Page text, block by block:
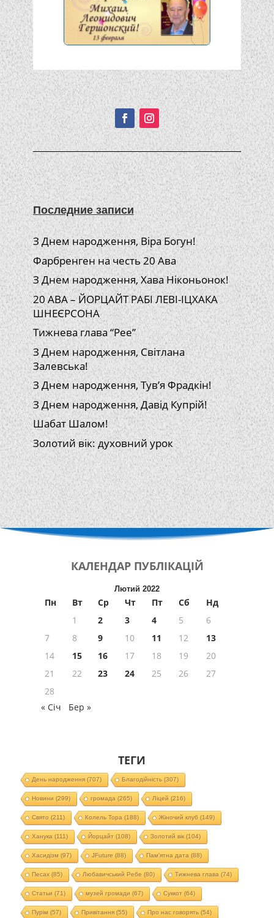
Подписывайтесь!
Последние записи
З Днем народження, Віра Богун!
Фарбренген на честь 20 Ава
З Днем народження, Хава Ніконьонок!
20 АВА – ЙОРЦАЙТ РАБІ ЛЕВІ-ІЦХАКА
ШНЕЄРСОНА
Тижнева глава “Рее”
З Днем народження, Світлана
Залевська!
З Днем народження, Тув’я Фрадкін!
З Днем народження, Давід Купрій!
Шабат Шалом!
Золотий вік: духовний урок
КАЛЕНДАР ПУБЛІКАЦІЙ
Лютий 2022
Пн Вт Ср Чт Пт Сб
Нд
1
2 3 4 5
6
7
8 9 10 11 12
13
14
15 16 17 18 19
20
21
22 23 24 25 26
27
28
« Січ
Бер »
ТЕГИ
День народження(707) Благодійність(307)
Новини (299) громада (265) Ліцей (216)
Свято (211) Колель Тора (188) Жіночий клуб (149)
Ханука (111) Йорцайт (108) Золотий вік(104)
Хасидізм (97) JFuture (88) Пам'ятна дата (88)
Песах(85) Любавичський Ребе (80) Тижнева глава (74)
Статьи (71) музей громади (67) Суккот (64)
Пурім (57) Привітання(55) Про нас говорять(54)